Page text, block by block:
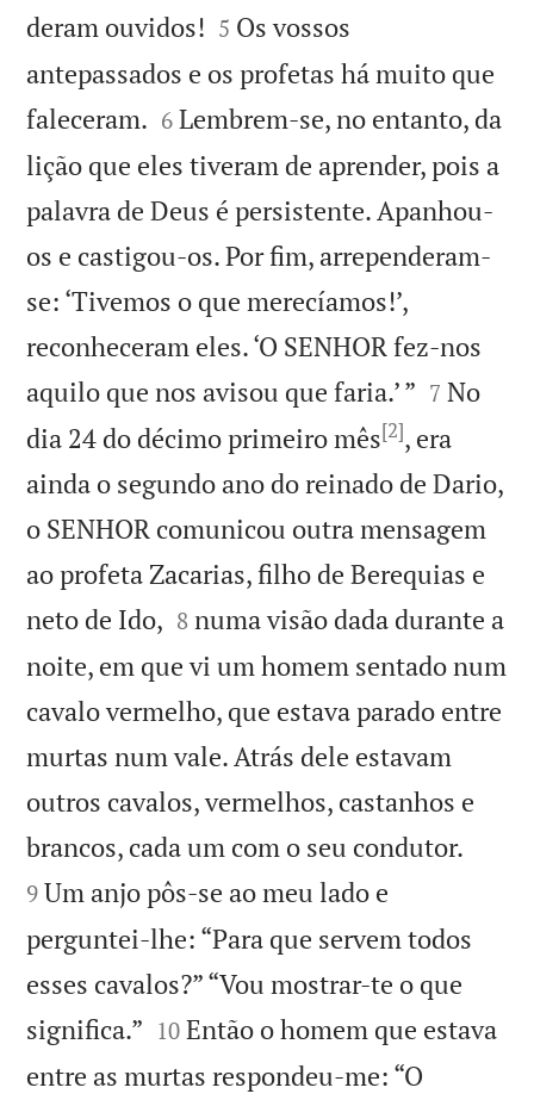
deram ouvidos! 

5 Os vossos
antepassados e os profetas há muito que
faleceram. 

6 Lembrem-se, no entanto, da
lição que eles tiveram de aprender, pois a
palavra de Deus é persistente. Apanhou-
os e castigou-os. Por fim, arrependeram-
se: ‘Tivemos o que merecíamos!’,
reconheceram eles. ‘O SENHOR fez-nos
aquilo que nos avisou que faria.’ ” 

7 No
dia 24 do décimo primeiro mês[2], era
ainda o segundo ano do reinado de Dario,
o SENHOR comunicou outra mensagem
ao profeta Zacarias, filho de Berequias e
neto de Ido, 

8 numa visão dada durante a
noite, em que vi um homem sentado num
cavalo vermelho, que estava parado entre
murtas num vale. Atrás dele estavam
outros cavalos, vermelhos, castanhos e
brancos, cada um com o seu condutor.
9 Um anjo pôs-se ao meu lado e
perguntei-lhe: “Para que servem todos
esses cavalos?” “Vou mostrar-te o que
significa.” 

10 Então o homem que estava
entre as murtas respondeu-me: “O